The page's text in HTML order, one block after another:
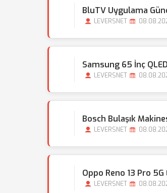
BluTV Uygulama
LEVERSNET
Samsung 65 İnç
LEVERSNET
Bosch Bulaşık
LEVERSNET
Oppo Reno 13 Pro 5G
LEVERSNET